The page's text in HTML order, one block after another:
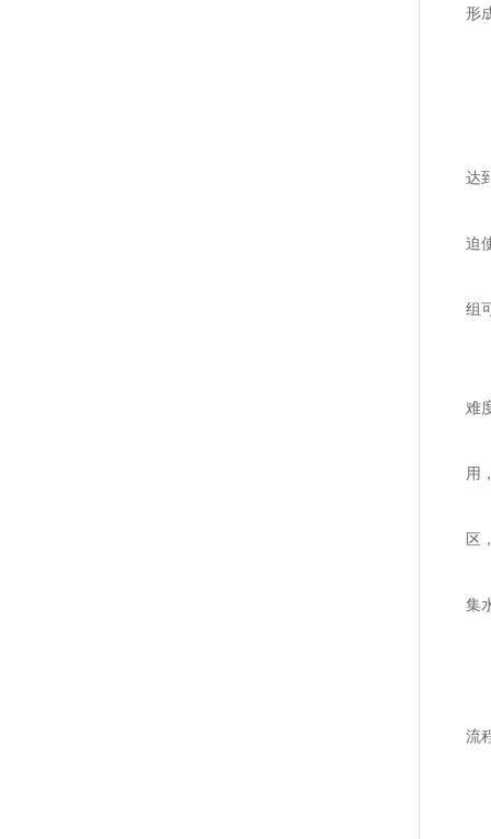
形
2
达
迫
组
3
难
用
区
4
集
流
1